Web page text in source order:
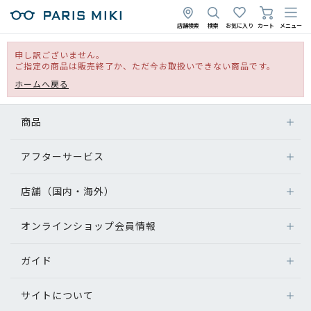
店舗検索 検索 お気に入り カート メニュー
申し訳ございません。
ご指定の商品は販売終了か、ただ今お取扱いできない商品です。
ホームへ戻る
商品
アフターサービス
店舗（国内・海外）
オンラインショップ会員情報
ガイド
サイトについて